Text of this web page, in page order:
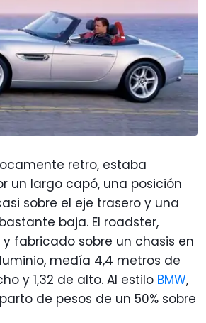
retro, estaba
un largo capó, una posición
sobre el eje trasero y una
baja. El roadster,
fabricado sobre un chasis en
medía 4,4 metros de
y 1,32 de alto. Al estilo BMW,
de pesos de un 50% sobre